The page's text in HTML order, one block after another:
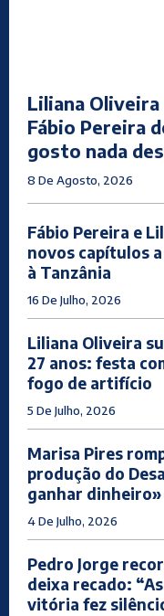
Liliana
Fábio Pereira
gosto nada
8 De Agosto, 2026
Fábio Pereira e
novos capítulos
à Tanzânia
16 De Julho, 2026
Liliana Oliveira
27 anos: festa
fogo de artifício
5 De Julho, 2026
Marisa Pires
produção do
ganhar dinheiro»
4 De Julho, 2026
Pedro Jorge
deixa recado:
vitória fez